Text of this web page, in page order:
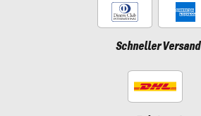
Schneller Versand